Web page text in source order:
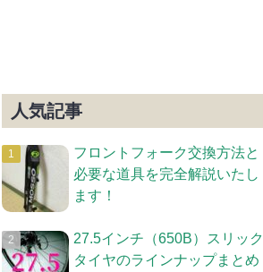
人気記事
フロントフォーク交換方法と
必要な道具を完全解説いたし
ます！
27.5インチ（650B）スリック
タイヤのラインナップまとめ